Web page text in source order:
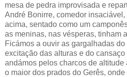
mesa de pedra improvisada e
André Bonirre, comedor
acima, sentado como um
as meninas, nas vésperas, tinham
Ficámos a ouvir as gargalhadas
excitação das alturas e do
andámos pelos charcos de altitude
o maior dos prados do Gerês,